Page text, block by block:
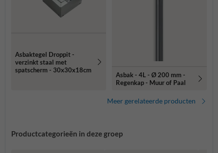
Asbaktegel Droppit -
verzinkt staal met
spatscherm - 30x30x18cm
Asbak - 4L - Ø 200 mm -
Regenkap - Muur of Paal
Meer gerelateerde producten
Productcategorieën in deze groep